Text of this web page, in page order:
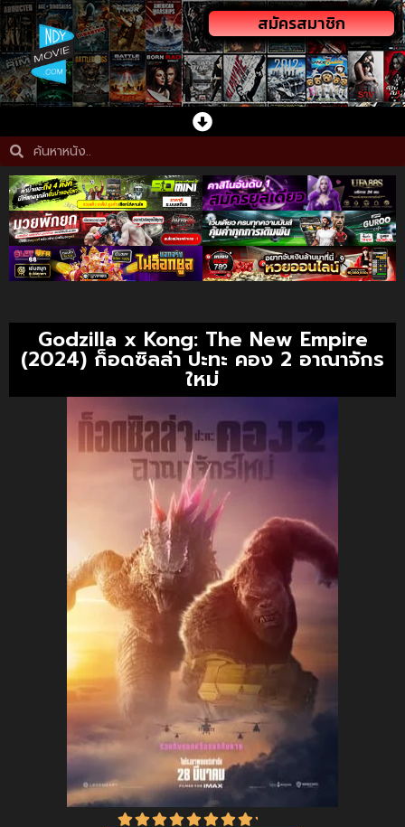
สมัครสมาชิก
Godzilla x Kong: The New Empire
(2024) ก็อดซิลล่า ปะทะ คอง 2 อาณาจักร
ใหม่